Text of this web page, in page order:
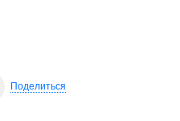
Поделиться